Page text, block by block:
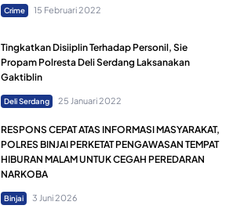
Crime 15 Februari 2022
Tingkatkan Disiiplin Terhadap Personil, Sie
Propam Polresta Deli Serdang Laksanakan
Gaktiblin
Deli Serdang 25 Januari 2022
RESPONS CEPAT ATAS INFORMASI MASYARAKAT,
POLRES BINJAI PERKETAT PENGAWASAN TEMPAT
HIBURAN MALAM UNTUK CEGAH PEREDARAN
NARKOBA
Binjai 3 Juni 2026